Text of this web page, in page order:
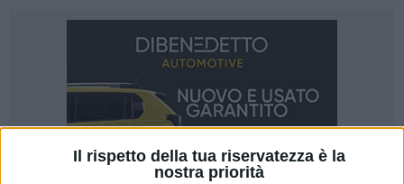
Il rispetto della tua riservatezza è la
nostra priorità